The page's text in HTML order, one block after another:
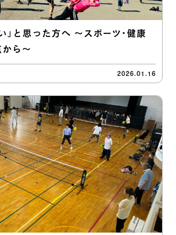
」と思った方へ 〜スポーツ・健康
から〜
2026.01.16